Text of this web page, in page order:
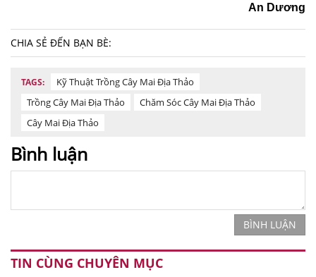
An Dương
CHIA SẺ ĐẾN BẠN BÈ:
TAGS:
Kỹ Thuật Trồng Cây Mai Địa Thảo
Trồng Cây Mai Địa Thảo
Chăm Sóc Cây Mai Địa Thảo
Cây Mai Địa Thảo
Bình luận
BÌNH LUẬN
TIN CÙNG CHUYÊN MỤC